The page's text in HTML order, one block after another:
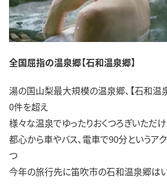
全国屈指の温泉郷【石和温泉郷】
湯の国山梨最大規模の温泉郷、【石和温
0件を超え
様々な温泉でゆったりおくつろぎいただ
都心から車やバス、電車で90分というア
つ
今年の旅行先に笛吹市の石和温泉郷は